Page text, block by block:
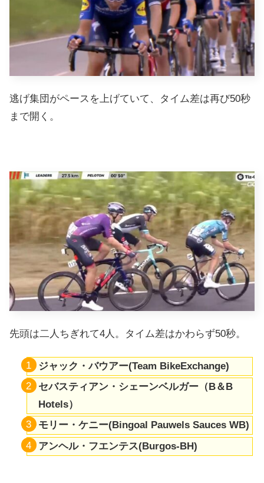
逃げ集団がペースを上げていて、タイム差は再び50秒
まで開く。
先頭は二人ちぎれて4人。タイム差はかわらず50秒。
ジャック・バウアー(Team BikeExchange)
セバスティアン・シェーンベルガー（B＆B
Hotels）
モリー・ケニー(Bingoal Pauwels Sauces WB)
アンヘル・フエンテス(Burgos-BH)